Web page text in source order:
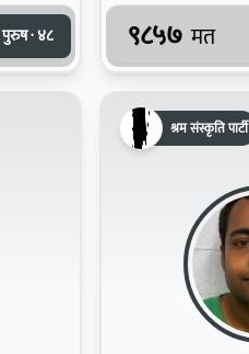
पुरुष · ४८ ९८५७ मत
श्रम संस्कृति पार्टी